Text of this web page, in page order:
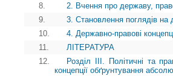
8.
2. Вчення про державу,
9.
3. Становлення поглядів на
10.
4. Державно-правові
11.
ЛІТЕРАТУРА
12.
Розділ ІІІ. Політичні та
концепції обґрунтування